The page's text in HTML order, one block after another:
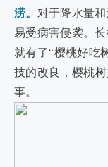
涝。 对于降水量
易受病害侵袭。
就有了“樱桃好吃
技的改良，樱桃
事。